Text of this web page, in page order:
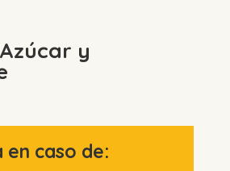
y
en caso de: